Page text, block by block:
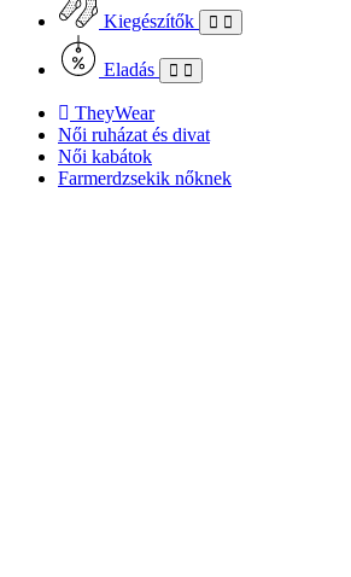
Kiegészítők
Eladás
TheyWear
Női ruházat és divat
Női kabátok
Farmerdzsekik nőknek